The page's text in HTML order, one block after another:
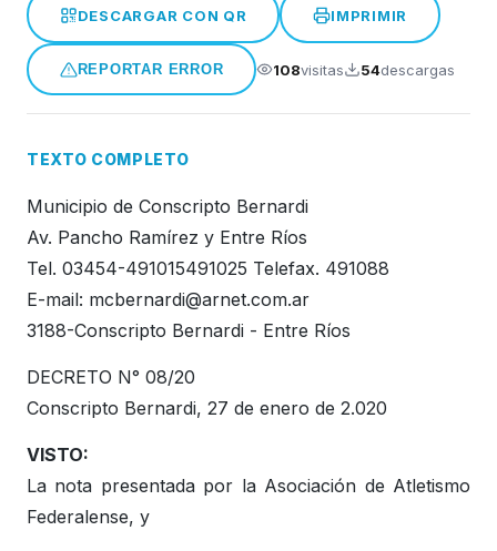
DESCARGAR CON QR IMPRIMIR
REPORTAR ERROR 108visitas 54descargas
TEXTO COMPLETO
Municipio de Conscripto Bernardi
Av. Pancho Ramírez y Entre Ríos
Tel. 03454-491015491025 Telefax. 491088
E-mail: mcbernardi@arnet.com.ar
3188-Conscripto Bernardi - Entre Ríos
DECRETO N° 08/20
Conscripto Bernardi, 27 de enero de 2.020
VISTO:
La nota presentada por la Asociación de Atletismo
Federalense, y